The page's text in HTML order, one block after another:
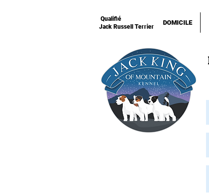
DOMICILE
Qualifié
Jack Russell Terrier